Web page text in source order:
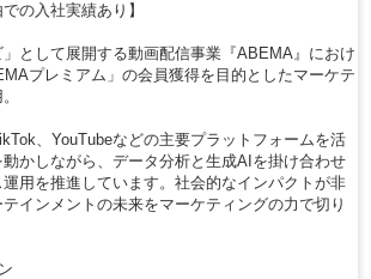
の入社実績あり】
」として展開する動画配信事業『ABEMA』におけ
プレミアム」の会員獲得を目的としたマーケテ
、YouTubeなどの主要プラットフォームを活
かしながら、データ分析と生成AIを掛け合わせ
用を推進しています。社会的なインパクトが非
インメントの未来をマーケティングの力で切り